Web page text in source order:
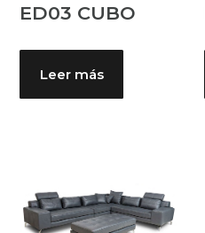
ED03 CUBO
Leer más